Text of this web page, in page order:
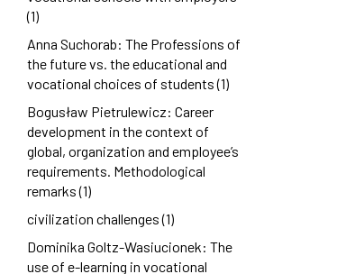
(1)
Anna Suchorab: The Professions of
the future vs. the educational and
vocational choices of students (1)
Bogusław Pietrulewicz: Career
development in the context of
global, organization and employee’s
requirements. Methodological
remarks (1)
civilization challenges (1)
Dominika Goltz-Wasiucionek: The
use of e-learning in vocational